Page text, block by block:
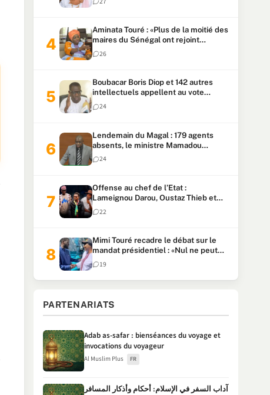
Aminata Touré : «Plus de la moitié des
maires du Sénégal ont rejoint
Kiiraay»
26
Boubacar Boris Diop et 142 autres
intellectuels appellent au vote
urgent de la révision
constitutionnelle
24
Lendemain du Magal : 179 agents
absents, le ministre Mamadou
Lamine Dianté exige des explications
24
Offense au chef de l’Etat :
Lameignou Darou, Oustaz Thieb et
Ndiaye Touba lourdement
condamnés
22
Mimi Touré recadre le débat sur le
mandat présidentiel : «Nul ne peut
faire plus de deux mandats
consécutifs de 5 ans»
19
PARTENARIATS
Adab as-safar : bienséances du voyage et
invocations du voyageur
Al Muslim Plus FR
آداب السفر في الإسلام: أحكام وأذكار المسافر